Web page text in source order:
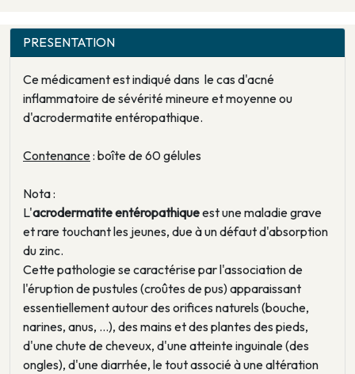
PRESENTATION
Ce médicament est indiqué dans le cas d'acné
inflammatoire de sévérité mineure et moyenne ou
d'acrodermatite entéropathique.
Contenance: boîte de 60 gélules
Nota :
L'acrodermatite entéropathiqueest une maladie grave
et rare touchant les jeunes, due à un défaut d'absorption
du zinc.
Cette pathologie se caractérise par l'association de
l'éruption de pustules (croûtes de pus) apparaissant
essentiellement autour des orifices naturels (bouche,
narines, anus, …), des mains et des plantes des pieds,
d'une chute de cheveux, d'une atteinte inguinale (des
ongles), d'une diarrhée, le tout associé à une altération